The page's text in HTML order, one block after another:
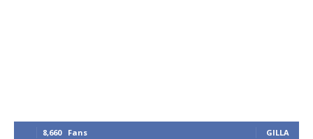
8,660 Fans GILLA